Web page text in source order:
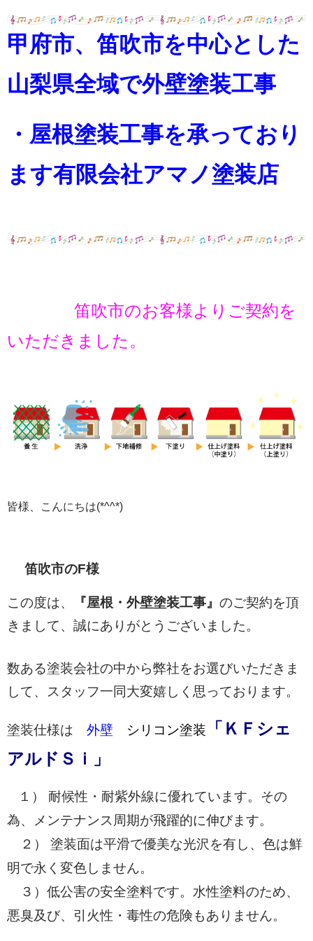
甲府市、笛吹市を中心とした
山梨県全域で外壁塗装工事
・屋根塗装工事を承っており
ます有限会社アマノ塗装店
笛吹市のお客様よりご契約を
いただきました。
皆様、こんにちは(*^^*)
笛吹市のF様
この度は、 『屋根・外壁塗装工事』 のご契約を頂
きまして、 誠にありがとうございました。
数ある塗装会社の中から弊社をお選びいただきま
して、スタッフ一同大変嬉しく思っております。
塗装仕様は 外壁 シリコン塗装
「ＫＦシェ
アルドＳｉ」
１） 耐候性・耐紫外線に優れています。その
為、メンテナンス周期が飛躍的に伸びます。
２） 塗装面は平滑で優美な光沢を有し、色は鮮
明で永く変色しません。
３）低公害の安全塗料です。水性塗料のため、
悪臭及び、引火性・毒性の危険もありません。